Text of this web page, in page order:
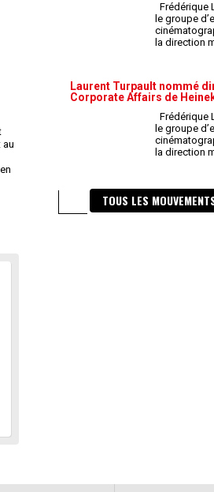
au
Frédérique
le groupe
la direction
Laurent Turpault nommé
Corporate Affairs de
Frédérique
le groupe
la direction
TOUS LES